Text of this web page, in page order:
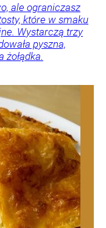
ale ograniczasz
które w smaku
Wystarczą trzy
pyszna,
żołądka.